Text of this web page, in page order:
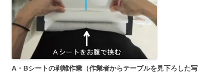
A・Bシートの剥離作業（作業者からテーブルを見下ろした写